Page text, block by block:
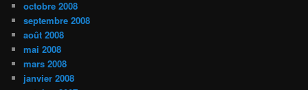
octobre 2008
septembre 2008
août 2008
mai 2008
mars 2008
janvier 2008